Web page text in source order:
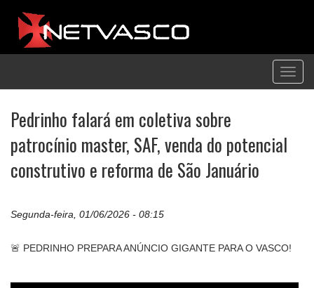
Pedrinho falará em coletiva sobre
patrocínio master, SAF, venda do potencial
construtivo e reforma de São Januário
Segunda-feira, 01/06/2026 - 08:15
🚨 PEDRINHO PREPARA ANÚNCIO GIGANTE PARA O VASCO!